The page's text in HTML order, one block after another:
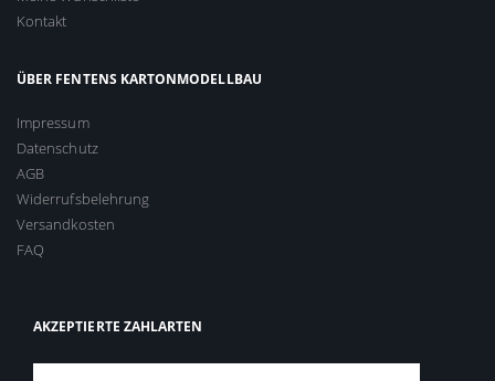
Kontakt
ÜBER FENTENS KARTONMODELLBAU
Impressum
Datenschutz
AGB
Widerrufsbelehrung
Versandkosten
FAQ
AKZEPTIERTE ZAHLARTEN